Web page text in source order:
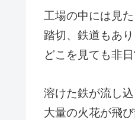
工場の中には見
踏切、鉄道もあり
どこを見ても非
溶けた鉄が流し込
大量の火花が飛